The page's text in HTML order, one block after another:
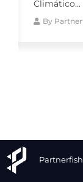
salmonera,
un ciclo